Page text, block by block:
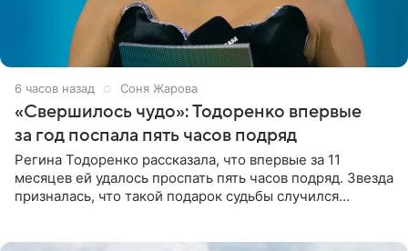
6 часов назад Соня Жарова
«Свершилось чудо»: Тодоренко впервые
за год поспала пять часов подряд
Регина Тодоренко рассказала, что впервые за 11
месяцев ей удалось проспать пять часов подряд. Звезда
призналась, что такой подарок судьбы случился